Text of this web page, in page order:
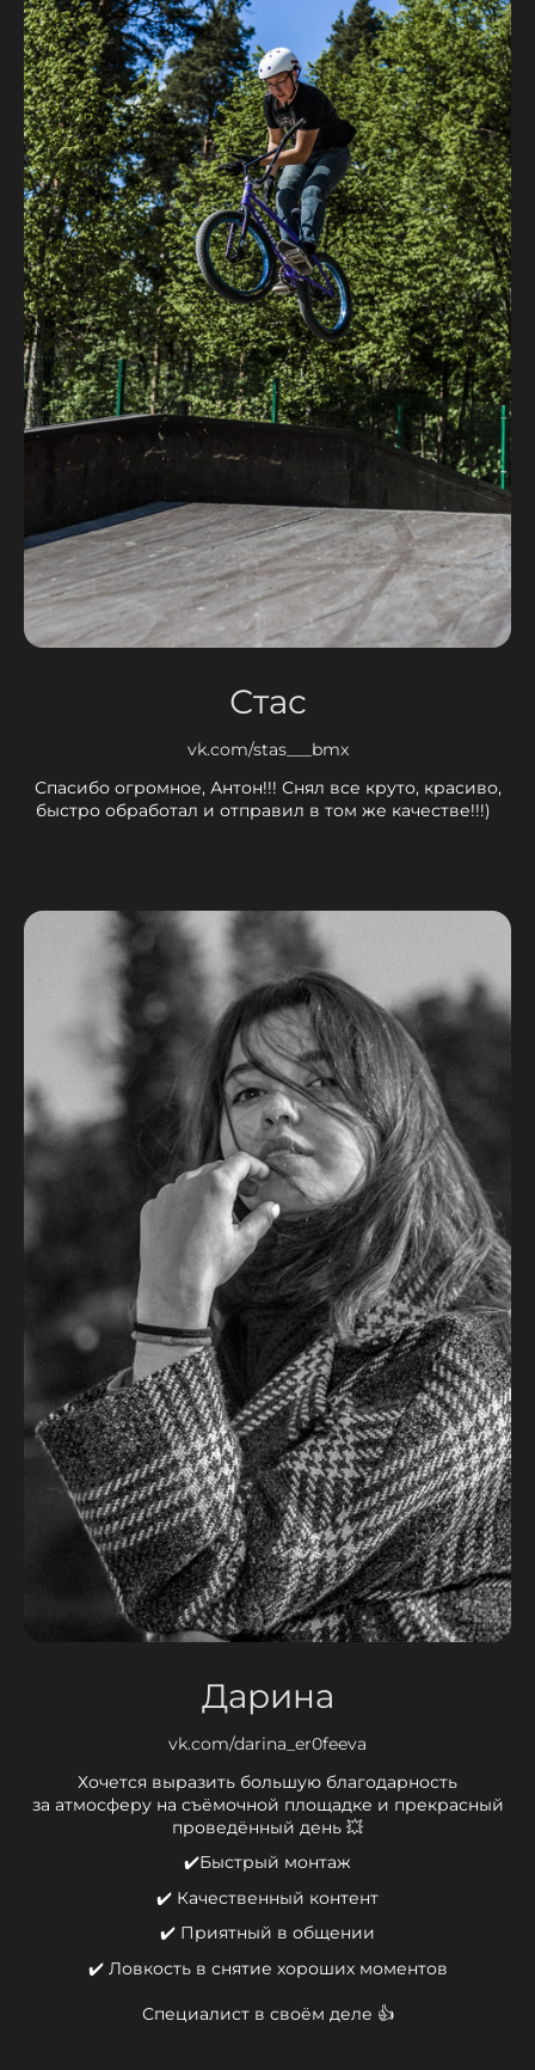
Стас
vk.com/stas___bmx
Спасибо огромное, Антон!!! Снял все круто, красиво,
быстро обработал и отправил в том же качестве!!!)
Дарина
vk.com/darina_er0feeva
Хочется выразить большую благодарность
за атмосферу на съёмочной площадке и прекрасный
проведённый день 💥
✔️Быстрый монтаж
✔️ Качественный контент
✔️ Приятный в общении
✔️ Ловкость в снятие хороших моментов
Специалист в своём деле 👍